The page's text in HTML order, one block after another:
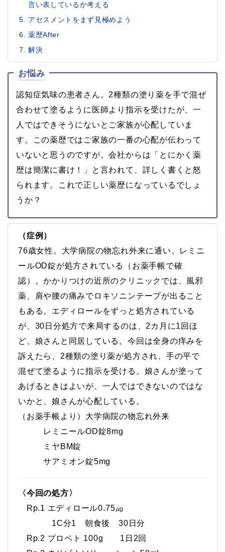
言い表しているか考える
アセスメントをまず見極めよう
薬歴After
解決
お悩み
認知症気味の患者さん。2種類の塗り薬を手で混ぜ
合わせて塗るように医師より指示を受けたが、一
人ではできそうにないとご家族が心配していま
す。この薬歴ではご家族の一番の心配が伝わって
いないと思うのですが。会社からは「とにかく薬
歴は簡潔に書け！」と言われて、詳しく書くと怒
られます。これで正しい薬歴になっているでしょ
うか？
（症例）
76歳女性。大学病院の物忘れ外来に通い、レミニ
ールOD錠が処方されている（お薬手帳で確
認）。かかりつけの近所のクリニックでは、風邪
薬、肩や腰の痛みでロキソニンテープが出ること
もある。エディロールをずっと処方されている
が、30日分処方で来局するのは、2カ月に1回ほ
ど。娘さんと同居している。今回は全身の痒みを
訴えたら、2種類の塗り薬が処方され、手の平で
混ぜて塗るように指示を受ける。娘さんが塗って
あげるときはよいが、一人ではできないのではな
いかと、娘さんが心配している。
（お薬手帳より）大学病院の物忘れ外来
レミニールOD錠8mg
ミヤBM錠
サアミオン錠5mg
〈今回の処方〉
Rp.1 エディロール0.75㎍
1C分1 朝食後 30日分
Rp.2 プロペト 100g 1日2回